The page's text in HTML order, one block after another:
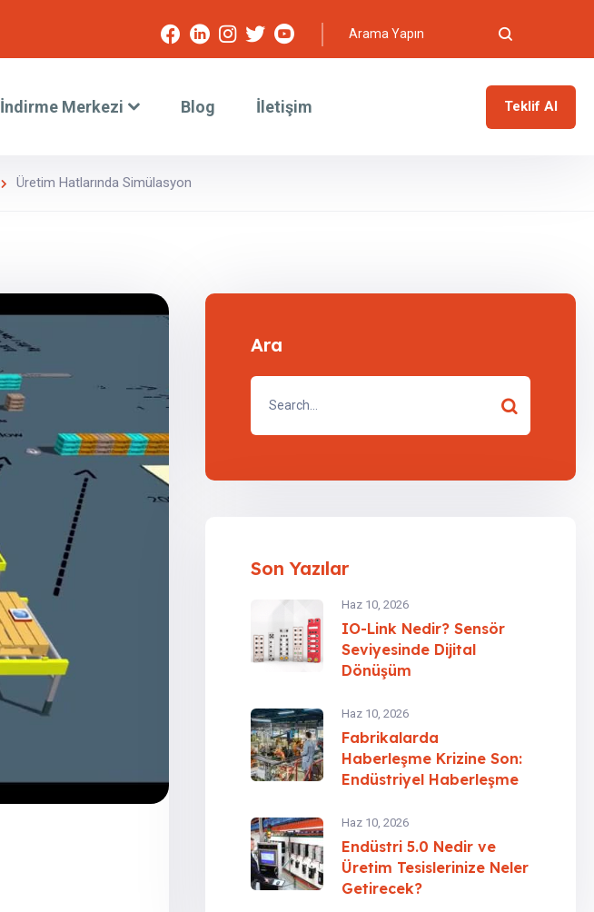
İndirme Merkezi Blog İletişim Teklif Al
Üretim Hatlarında Simülasyon
Ara
Son Yazılar
Haz 10, 2026
IO-Link Nedir? Sensör
Seviyesinde Dijital
Dönüşüm
Haz 10, 2026
Fabrikalarda
Haberleşme Krizine Son:
Endüstriyel Haberleşme
Haz 10, 2026
Endüstri 5.0 Nedir ve
Üretim Tesislerinize Neler
Getirecek?